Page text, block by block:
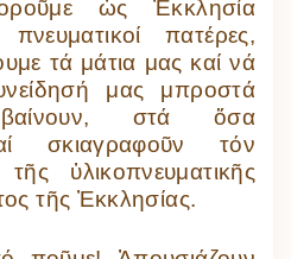
ὡς Ἐκκλησία
πατέρες,
τά μάτια μας καί νά
μας μπροστά
στά ὅσα
σκιαγραφοῦν τόν
ὑλικοπνευματικῆς
τῆς Ἐκκλησίας.